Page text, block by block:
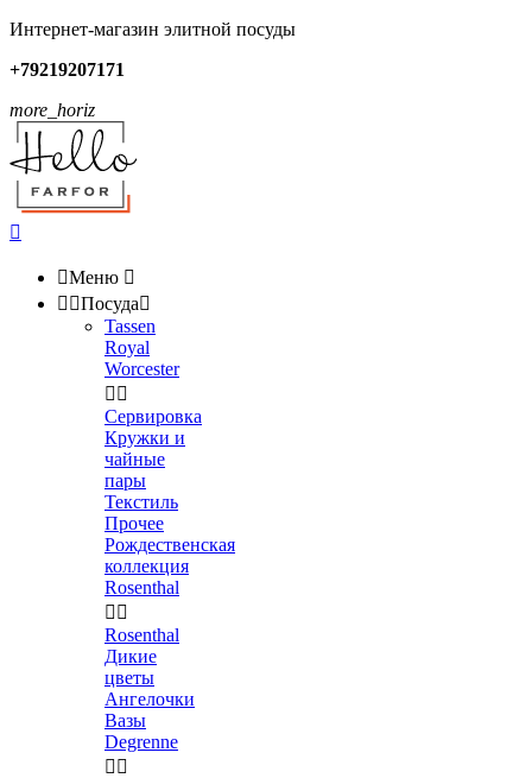
Интернет-магазин элитной посуды
+79219207171
more_horiz

Меню 
 Посуда
Tassen
Royal
Worcester
 
Сервировка
Кружки и
чайные
пары
Текстиль
Прочее
Рождественская
коллекция
Rosenthal
 
Rosenthal
Дикие
цветы
Ангелочки
Вазы
Degrenne
 